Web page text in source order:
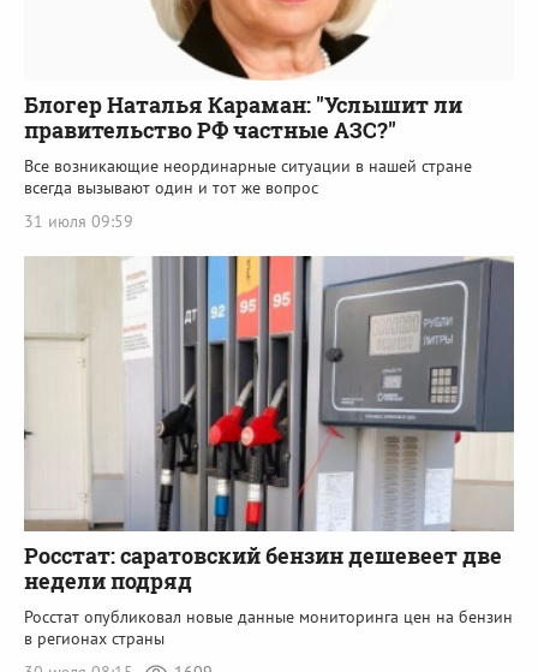
Блогер Наталья Караман: "Услышит ли
правительство РФ частные АЗС?"
Все возникающие неординарные ситуации в нашей стране
всегда вызывают один и тот же вопрос
31 июля 09:59
Росстат: саратовский бензин дешевеет две
недели подряд
Росстат опубликовал новые данные мониторинга цен на бензин
в регионах страны